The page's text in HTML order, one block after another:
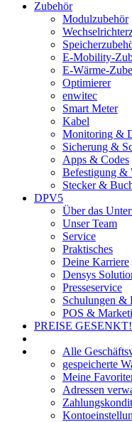
Zubehör
Modulzubehör
E-Mobility-
E-Wärme-
Optimierer
enwitec
Smart Meter
Kabel
Monitoring &
Sicherung &
Apps & Codes
Befestigung &
Stecker &
DPV5
Über das
Unser Team
Service
Praktisches
Deine Karriere
Densys
Presseservice
Schulungen &
POS &
PREISE GESENKT!
Alle
gespeicherte
Meine
Adressen